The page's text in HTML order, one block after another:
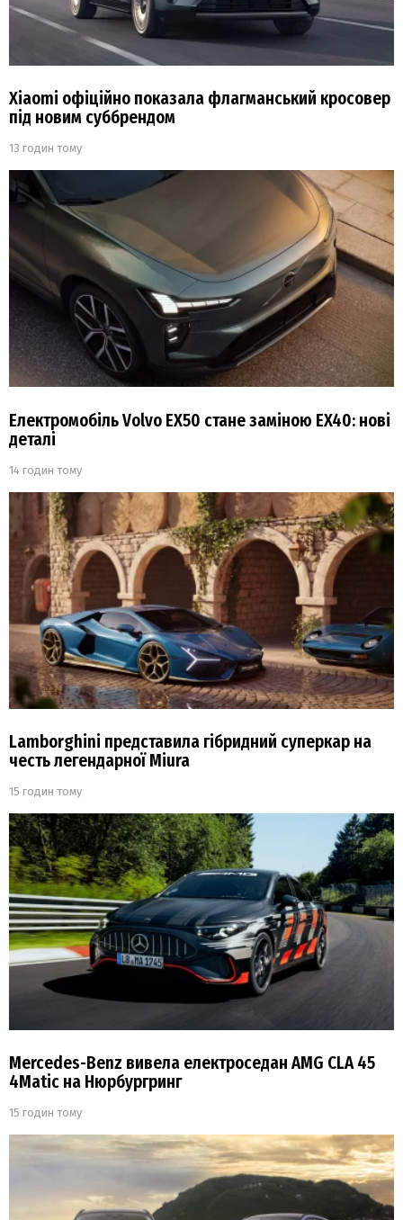
Xiaomi офіційно показала флагманський кросовер
під новим суббрендом
13 годин тому
Електромобіль Volvo EX50 стане заміною EX40: нові
деталі
14 годин тому
Lamborghini представила гібридний суперкар на
честь легендарної Miura
15 годин тому
Mercedes-Benz вивела електроседан AMG CLA 45
4Matic на Нюрбургринг
15 годин тому